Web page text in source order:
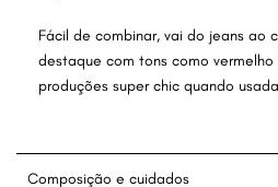
Fácil de combinar, vai do jeans ao
destaque com tons como
produções super chic quando
Composição e cuidados